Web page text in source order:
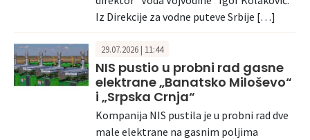
Iz Direkcije za vodne puteve Srbije […]
29.07.2026 | 11:44
NIS pustio u probni rad gasne
elektrane „Banatsko Miloševo“
i „Srpska Crnja“
Kompanija NIS pustila je u probni rad dve
male elektrane na gasnim poljima